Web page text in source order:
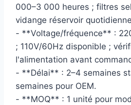
000–3 000 heures ; filtres
vidange réservoir
- **Voltage/fréquence** :
; 110V/60Hz disponible ;
l'alimentation avant
- **Délai** : 2–4 semaines
semaines pour OEM.
- **MOQ** : 1 unité pour